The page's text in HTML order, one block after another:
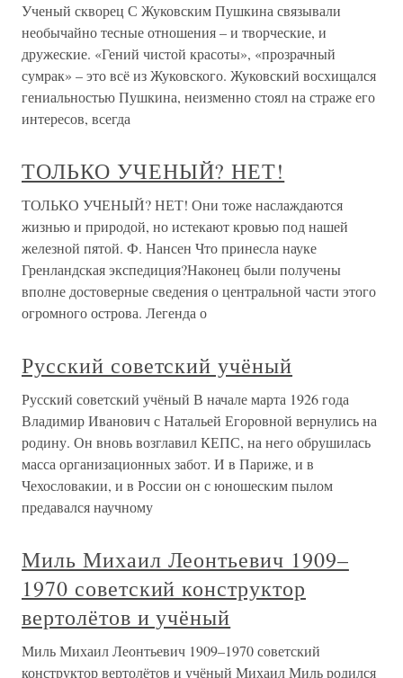
Ученый скворец С Жуковским Пушкина связывали
необычайно тесные отношения – и творческие, и
дружеские. «Гений чистой красоты», «прозрачный
сумрак» – это всё из Жуковского. Жуковский восхищался
гениальностью Пушкина, неизменно стоял на страже его
интересов, всегда
ТОЛЬКО УЧЕНЫЙ? НЕТ!
ТОЛЬКО УЧЕНЫЙ? НЕТ! Они тоже наслаждаются
жизнью и природой, но истекают кровью под нашей
железной пятой. Ф. Нансен Что принесла науке
Гренландская экспедиция?Наконец были получены
вполне достоверные сведения о центральной части этого
огромного острова. Легенда о
Русский советский учёный
Русский советский учёный В начале марта 1926 года
Владимир Иванович с Натальей Егоровной вернулись на
родину. Он вновь возглавил КЕПС, на него обрушилась
масса организационных забот. И в Париже, и в
Чехословакии, и в России он с юношеским пылом
предавался научному
Миль Михаил Леонтьевич 1909–
1970 советский конструктор
вертолётов и учёный
Миль Михаил Леонтьевич 1909–1970 советский
конструктор вертолётов и учёный Михаил Миль родился